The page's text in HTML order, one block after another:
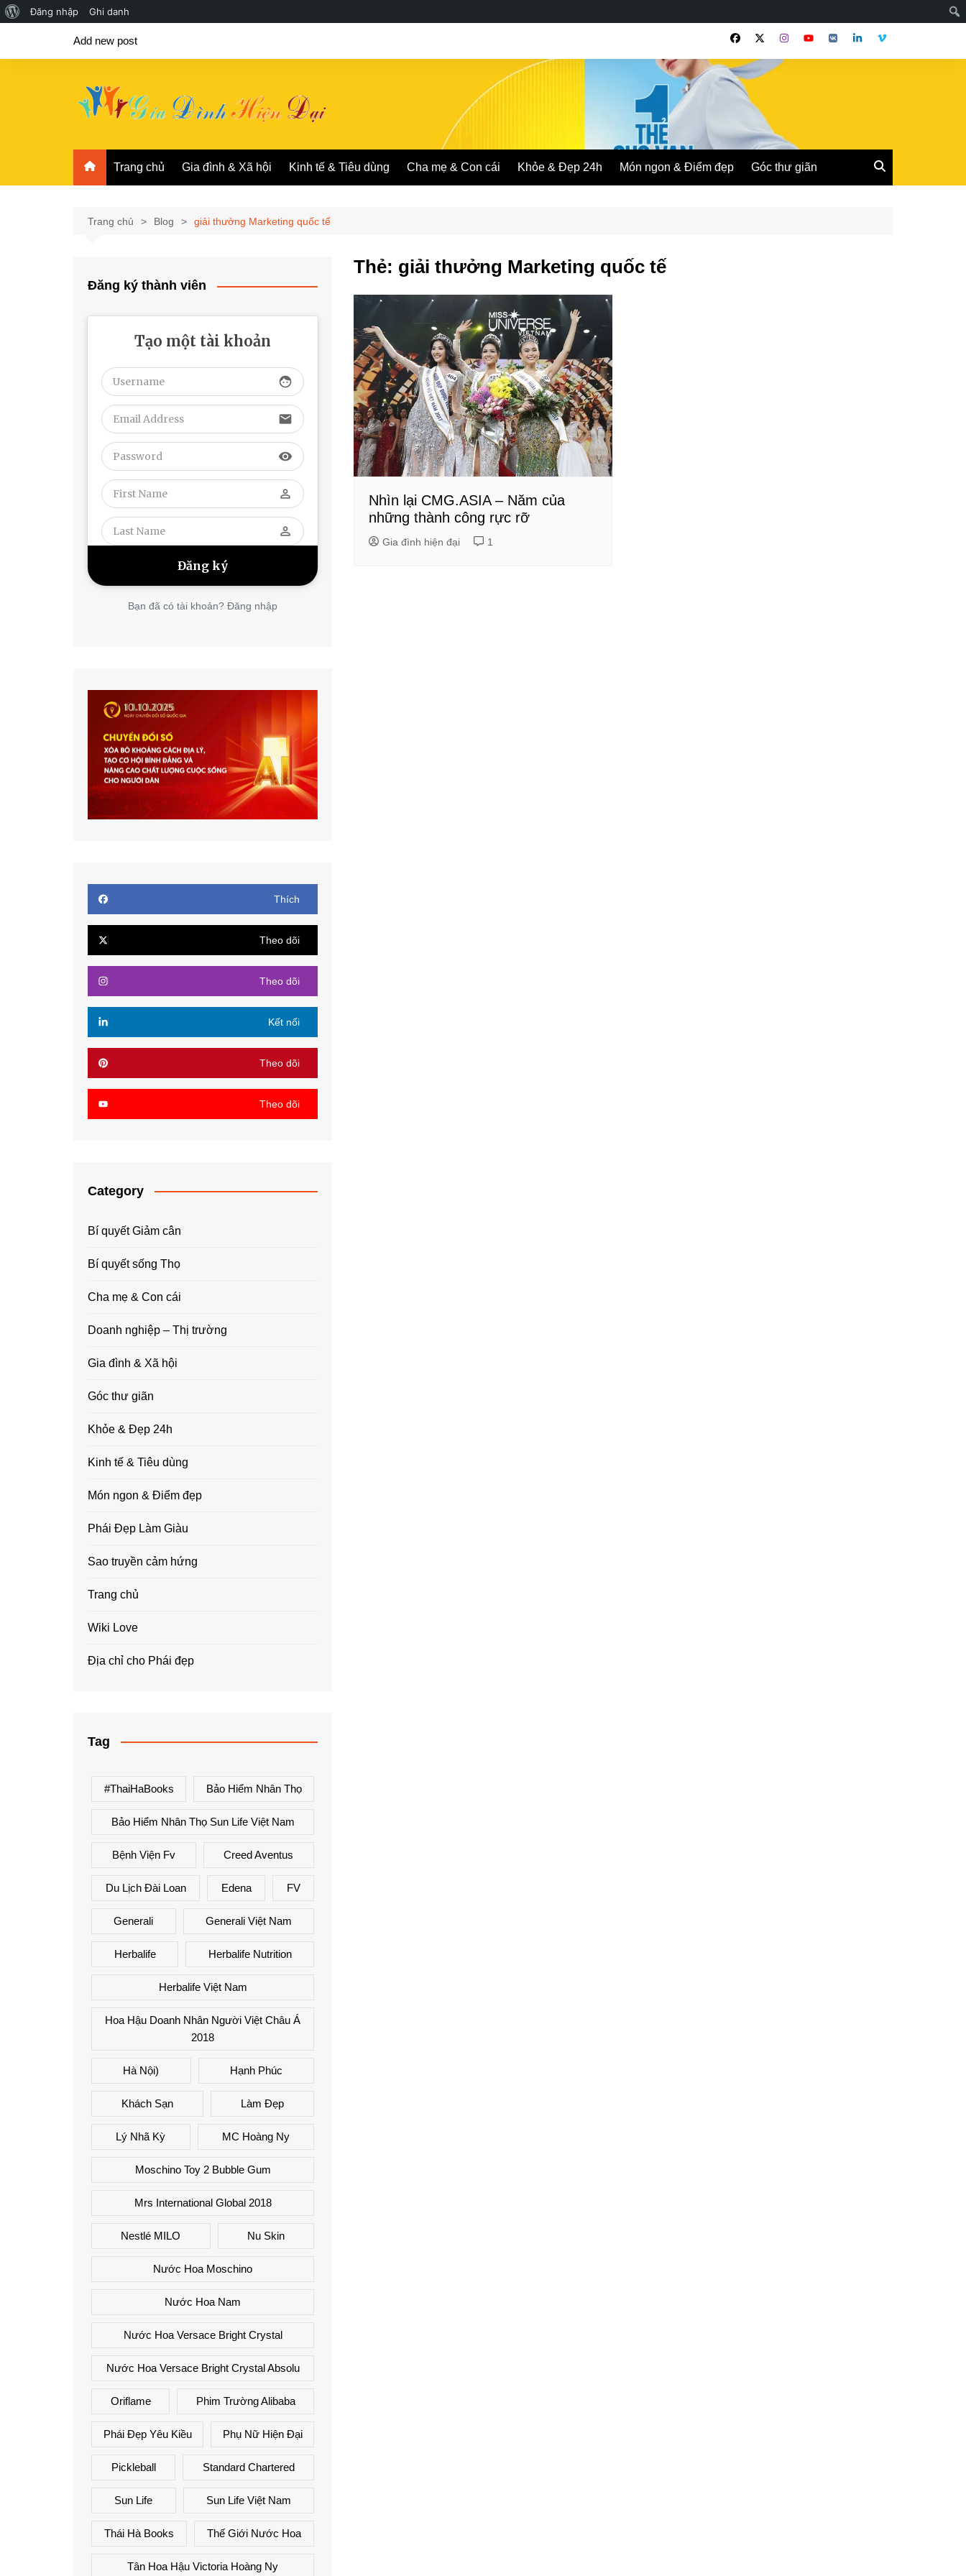
Giới
về
Đăng nhập Ghi danh
Add new post
Trang chủ Gia đình & Xã hội Kinh tế & Tiêu dùng Cha mẹ & Con cái Khỏe & Đẹp 24h Món ngon & Điểm đẹp Góc thư giãn
Trang chủ Blog giải thưởng Marketing quốc tế
Thẻ: giải thưởng Marketing quốc tế
Nhìn lại CMG.ASIA – Năm của
những thành công rực rỡ
Gia đình hiện đại 1
Đăng ký thành viên
Tạo một tài khoản
face
email
visibility
perm_identity
perm_identity
Bạn đã có tài khoản? Đăng nhập
Thích
Theo dõi
Theo dõi
Kết nối
Theo dõi
Theo dõi
Category
Bí quyết Giảm cân
Bí quyết sống Thọ
Cha mẹ & Con cái
Doanh nghiệp – Thị trường
Gia đình & Xã hội
Góc thư giãn
Khỏe & Đẹp 24h
Kinh tế & Tiêu dùng
Món ngon & Điểm đẹp
Phái Đẹp Làm Giàu
Sao truyền cảm hứng
Trang chủ
Wiki Love
Địa chỉ cho Phái đẹp
Tag
#ThaiHaBooks Bảo Hiểm Nhân Thọ
Bảo Hiểm Nhân Thọ Sun Life Việt Nam
Bệnh Viện Fv Creed Aventus
Du Lịch Đài Loan Edena FV
Generali Generali Việt Nam
Herbalife Herbalife Nutrition
Herbalife Việt Nam
Hoa Hậu Doanh Nhân Người Việt Châu Á
2018
Hà Nội) Hạnh Phúc
Khách Sạn Làm Đẹp
Lý Nhã Kỳ MC Hoàng Ny
Moschino Toy 2 Bubble Gum
Mrs International Global 2018
Nestlé MILO Nu Skin
Nước Hoa Moschino
Nước Hoa Nam
Nước Hoa Versace Bright Crystal
Nước Hoa Versace Bright Crystal Absolu
Oriflame Phim Trường Alibaba
Phái Đẹp Yêu Kiều Phụ Nữ Hiện Đại
Pickleball Standard Chartered
Sun Life Sun Life Việt Nam
Thái Hà Books Thế Giới Nước Hoa
Tân Hoa Hậu Victoria Hoàng Ny